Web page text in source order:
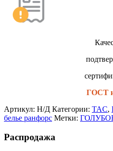
ГОСТ
Артикул: Н/Д Категории: TAC,
белье ранфорс Метки:
Распродажа